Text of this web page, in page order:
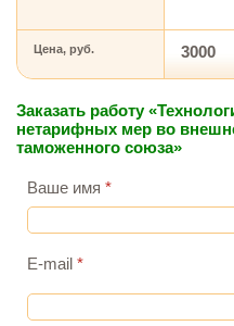
Цена, руб. 3000
Заказать работу
нетарифных мер во
таможенного союза»
Ваше имя *
E-mail *